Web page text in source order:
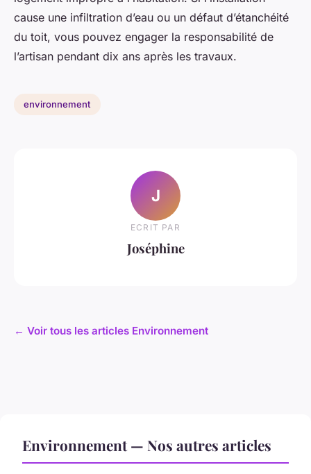
cause une infiltration d’eau ou un défaut d’étanchéité
du toit, vous pouvez engager la responsabilité de
l’artisan pendant dix ans après les travaux.
environnement
J
ECRIT PAR
Joséphine
← Voir tous les articles Environnement
Environnement — Nos autres articles